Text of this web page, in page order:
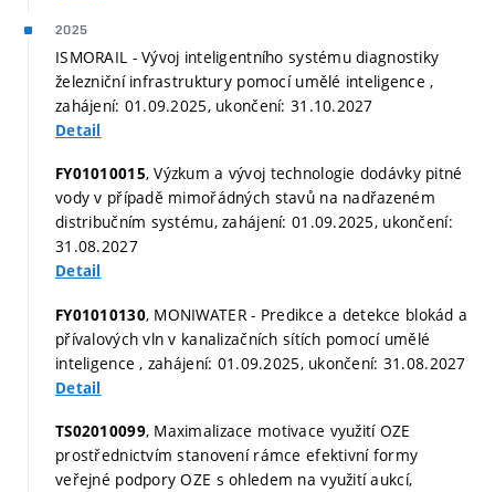
2025
ISMORAIL - Vývoj inteligentního systému diagnostiky
železniční infrastruktury pomocí umělé inteligence ,
zahájení: 01.09.2025, ukončení: 31.10.2027
Detail
FY01010015, Výzkum a vývoj technologie dodávky pitné
vody v případě mimořádných stavů na nadřazeném
distribučním systému, zahájení: 01.09.2025, ukončení:
31.08.2027
Detail
FY01010130, MONIWATER - Predikce a detekce blokád a
přívalových vln v kanalizačních sítích pomocí umělé
inteligence , zahájení: 01.09.2025, ukončení: 31.08.2027
Detail
TS02010099, Maximalizace motivace využití OZE
prostřednictvím stanovení rámce efektivní formy
veřejné podpory OZE s ohledem na využití aukcí,